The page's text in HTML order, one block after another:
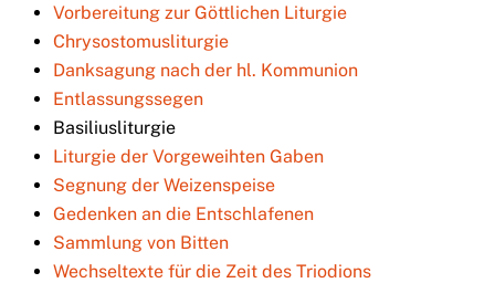
Vorbereitung zur Göttlichen Liturgie
Chrysostomusliturgie
Danksagung nach der hl. Kommunion
Entlassungssegen
Basiliusliturgie
Liturgie der Vorgeweihten Gaben
Segnung der Weizenspeise
Gedenken an die Entschlafenen
Sammlung von Bitten
Wechseltexte für die Zeit des Triodions